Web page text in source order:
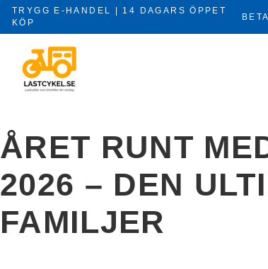
Hoppa
till
TRYGG E-HANDEL | 14 DAGARS ÖPPET
KÖP
ÅRET RUNT
2026 – DEN
FAMILJER